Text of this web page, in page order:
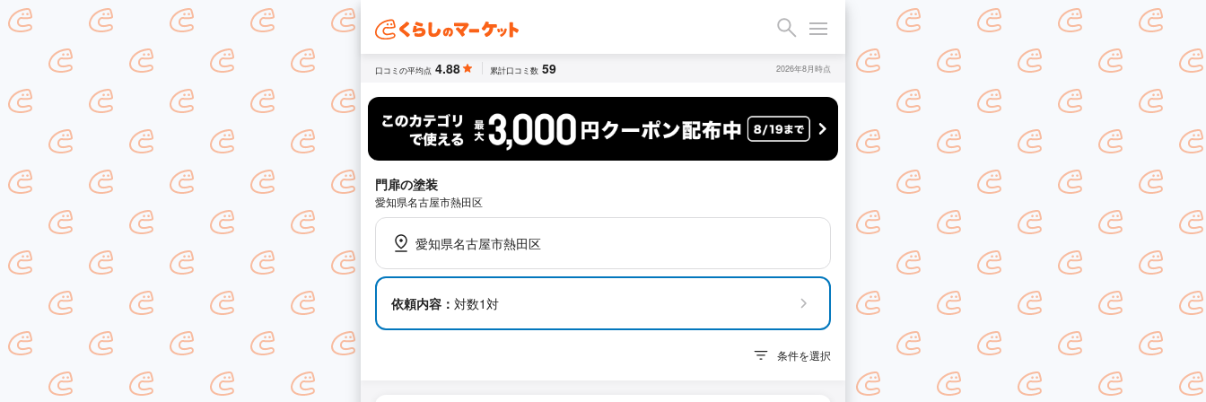
口コミの平均点 4.88 累計口コミ数 59 2026年8月時点
門扉の塗装
愛知県名古屋市熱田区
愛知県名古屋市熱田区
依頼内容： 対数1対
条件を選択